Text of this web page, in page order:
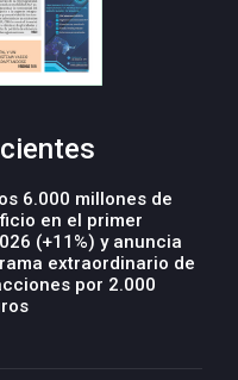
6.000 millones de
en el primer
(+11%) y anuncia
extraordinario de
por 2.000